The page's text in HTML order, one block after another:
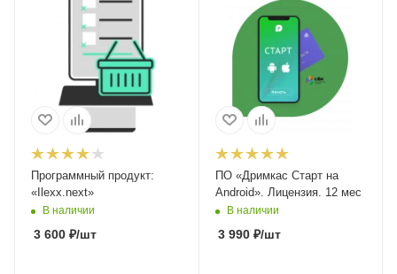
Программный продукт:
«Ilexx.next»
В наличии
3 600 ₽/шт
ПО «Дримкас Старт на
Android». Лицензия. 12 мес
В наличии
3 990₽/шт